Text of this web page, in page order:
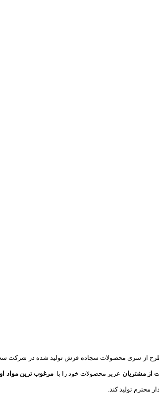
از سری محصولات سجاده فرش تولید شده در شرکت
از مشتریان عزیز محصولات خود را بامرغوب ترین مواد
محترم تولید کند.